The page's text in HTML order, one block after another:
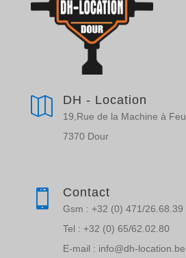
 DH - Location
19,Rue de la Machine à Feu
7370 Dour
 Contact
Gsm : +32 (0) 471/26.68.39
Tel : +32 (0) 65/62.02.80
E-mail : info@dh-location.be